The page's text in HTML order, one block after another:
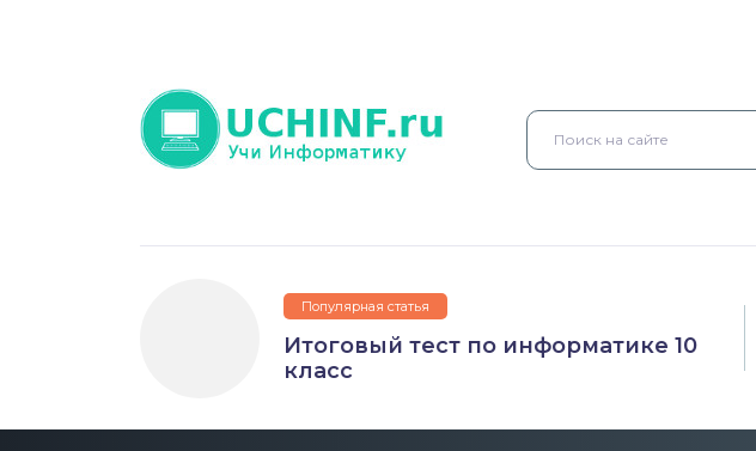
Популярная статья
Итоговый тест по информатике 10
класс